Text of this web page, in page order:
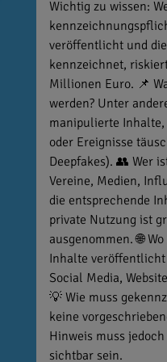
Wichtig zu wissen:
veröffentlicht und
kennzeichnet,
Millionen Euro. 📌
werden? Unter
manipulierte Inhalte,
oder Ereignisse
Deepfakes). 👥 Wer
Vereine, Medien,
die entsprechende
private Nutzung ist
ausgenommen. 🌐
Inhalte
Social Media,
💡 Wie muss
keine
Hinweis muss
sichtbar sein.